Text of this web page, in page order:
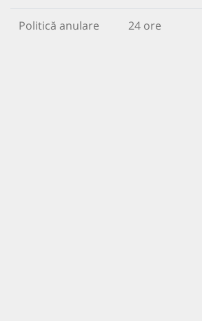
Politică anulare 24 ore